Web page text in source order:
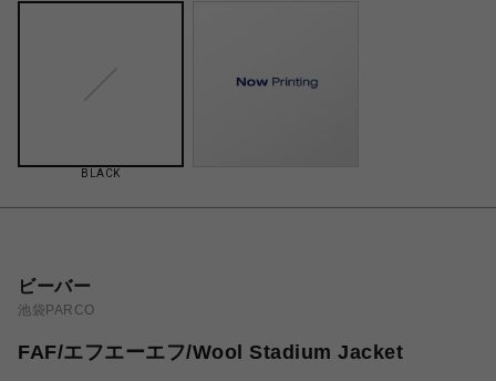
BLACK
ビーバー
池袋PARCO
FAF/エフエーエフ/Wool Stadium Jacket